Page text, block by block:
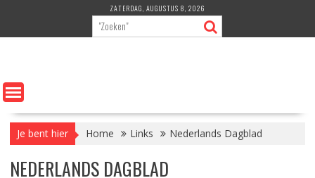
de
ZATERDAG, AUGUSTUS 8, 2026
Je bent hier Home Links Nederlands Dagblad
NEDERLANDS DAGBLAD